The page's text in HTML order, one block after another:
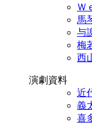
Ｗ
馬
与
梅
西
演劇資料
近
義
喜